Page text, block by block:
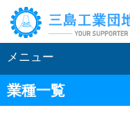
メニュー
業種一覧